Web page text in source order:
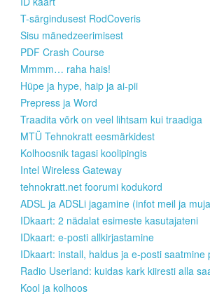
T-särgindusest RodCoveris
Sisu mänedzeerimisest
PDF Crash Course
Mmmm… raha hais!
Hüpe ja hype, haip ja ai-pii
Prepress ja Word
Traadita võrk on veel lihtsam kui traadiga
MTÜ Tehnokratt eesmärkidest
Kolhoosnik tagasi koolipingis
Intel Wireless Gateway
tehnokratt.net foorumi kodukord
ADSL ja ADSLi jagamine (infot meil ja
IDkaart: 2 nädalat esimeste kasutajateni
IDkaart: e-posti allkirjastamine
IDkaart: install, haldus ja e-posti saatmine
Radio Userland: kuidas kark kiiresti alla
Kool ja kolhoos